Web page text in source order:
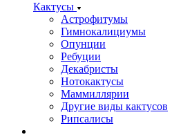
Кактусы
Астрофитумы
Гимнокалициумы
Опунции
Ребуции
Декабристы
Нотокактусы
Маммиллярии
Другие виды кактусов
Рипсалисы